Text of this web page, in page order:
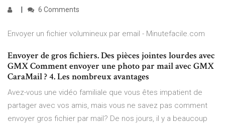
6 Comments
Envoyer un fichier volumineux par email - Minutefacile.com
Envoyer de gros fichiers. Des pièces jointes lourdes avec
GMX Comment envoyer une photo par mail avec GMX
CaraMail ? 4. Les nombreux avantages
Avez-vous une vidéo familiale que vous êtes impatient de
partager avec vos amis, mais vous ne savez pas comment
envoyer gros fichier par mail? De nos jours, il y a beaucoup